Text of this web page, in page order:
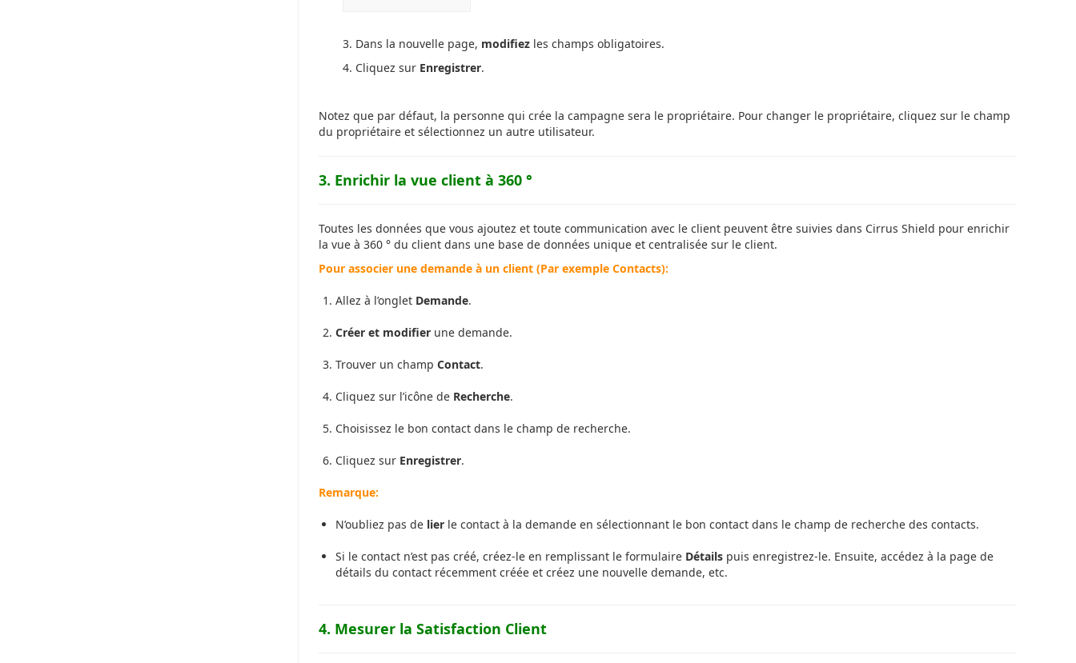
3. Dans la nouvelle page, modifiez les champs obligatoires.
4. Cliquez sur Enregistrer.
Notez que par défaut, la personne qui crée la campagne sera le propriétaire. Pour changer le propriétaire, cliquez sur le champ
du propriétaire et sélectionnez un autre utilisateur.
3. Enrichir la vue client à 360 °
Toutes les données que vous ajoutez et toute communication avec le client peuvent être suivies dans Cirrus Shield pour enrichir
la vue à 360 ° du client dans une base de données unique et centralisée sur le client.
Pour associer une demande à un client (Par exemple Contacts):
Allez à l’onglet Demande.
Créer et modifier une demande.
Trouver un champ Contact.
Cliquez sur l’icône de Recherche.
Choisissez le bon contact dans le champ de recherche.
Cliquez sur Enregistrer.
Remarque:
N’oubliez pas de lier le contact à la demande en sélectionnant le bon contact dans le champ de recherche des contacts.
Si le contact n’est pas créé, créez-le en remplissant le formulaire Détails puis enregistrez-le. Ensuite, accédez à la page de
détails du contact récemment créée et créez une nouvelle demande, etc.
4. Mesurer la Satisfaction Client